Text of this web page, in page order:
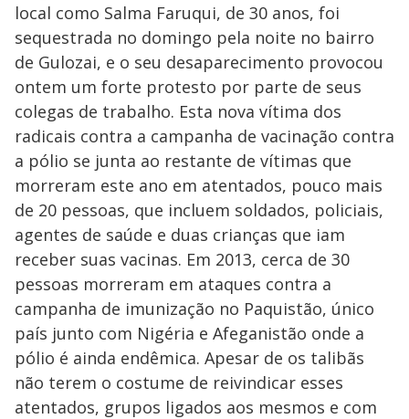
local como Salma Faruqui, de 30 anos, foi
sequestrada no domingo pela noite no bairro
de Gulozai, e o seu desaparecimento provocou
ontem um forte protesto por parte de seus
colegas de trabalho. Esta nova vítima dos
radicais contra a campanha de vacinação contra
a pólio se junta ao restante de vítimas que
morreram este ano em atentados, pouco mais
de 20 pessoas, que incluem soldados, policiais,
agentes de saúde e duas crianças que iam
receber suas vacinas. Em 2013, cerca de 30
pessoas morreram em ataques contra a
campanha de imunização no Paquistão, único
país junto com Nigéria e Afeganistão onde a
pólio é ainda endêmica. Apesar de os talibãs
não terem o costume de reivindicar esses
atentados, grupos ligados aos mesmos e com